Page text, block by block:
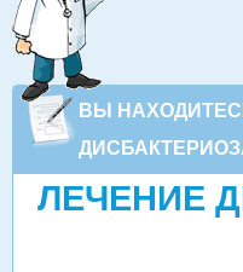
ВЫ
ЛЕЧЕНИЕ